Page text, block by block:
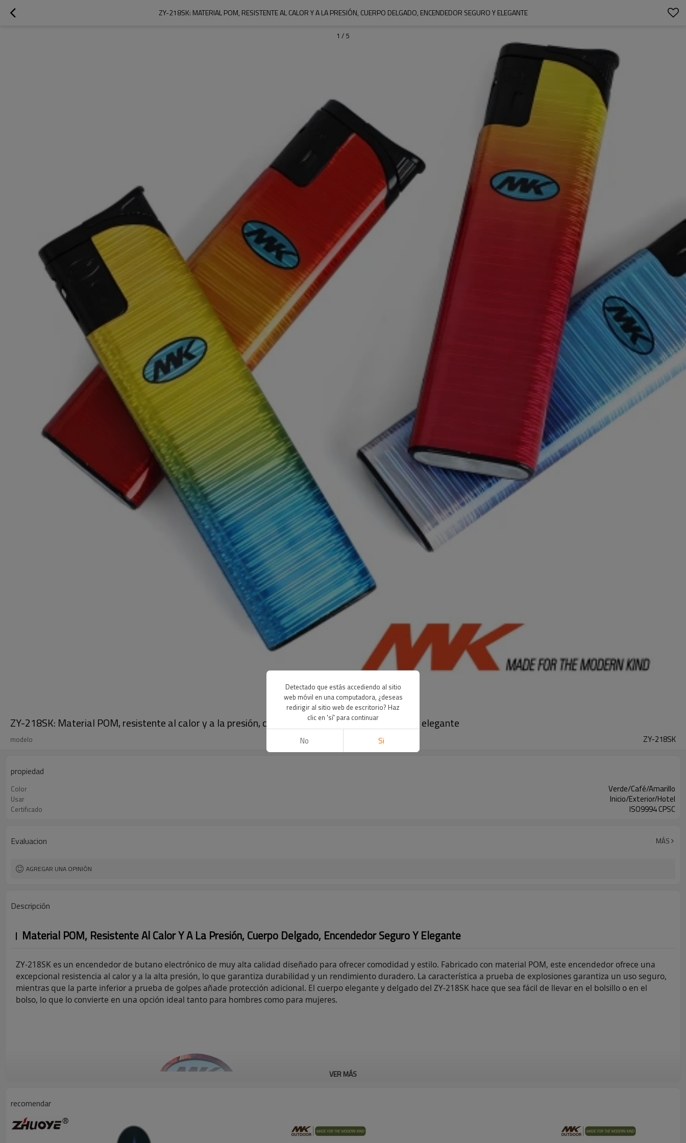
ZY-218SK: MATERIAL POM, RESISTENTE AL CALOR Y A LA PRESIÓN, CUERPO DELGADO, ENCENDEDOR SEGURO Y ELEGANTE
1 / 5
ZY-218SK: Material POM, resistente al calor y a la presión, cuerpo delgado, encendedor seguro y elegante
modelo ZY-218SK
propiedad
Color Verde/Café/Amarillo
Usar Inicio/Exterior/Hotel
Certificado ISO9994 CPSC
Evaluacion MÁS
AGREGAR UNA OPINIÓN
Descripción
Material POM, Resistente Al Calor Y A La Presión, Cuerpo Delgado, Encendedor Seguro Y Elegante
ZY-218SK es un encendedor de butano electrónico de muy alta calidad diseñado para ofrecer comodidad y estilo. Fabricado con material POM, este encendedor ofrece una
excepcional resistencia al calor y a la alta presión, lo que garantiza durabilidad y un rendimiento duradero. La característica a prueba de explosiones garantiza un uso seguro,
mientras que la parte inferior a prueba de golpes añade protección adicional. El cuerpo elegante y delgado del ZY-218SK hace que sea fácil de llevar en el bolsillo o en el
bolso, lo que lo convierte en una opción ideal tanto para hombres como para mujeres.
al calor y a la presión, lo que garantiza una larga vida útil.
VER MÁS
recomendar
Detectado que estás accediendo al sitio
web móvil en una computadora, ¿deseas
redirigir al sitio web de escritorio? Haz
clic en 'sí' para continuar
No Si